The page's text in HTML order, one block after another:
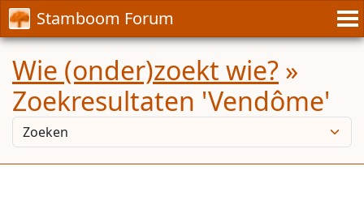
Stamboom Forum
Wie (onder)zoekt wie? »
Zoekresultaten 'Vendôme'